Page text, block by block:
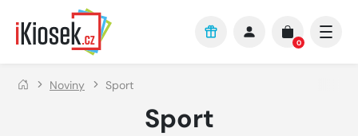
Přejít na hlavní obsah
0
Noviny Sport
Sport